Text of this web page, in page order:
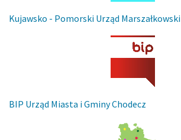
Kujawsko - Pomorski Urząd Marszałkowski
BIP Urząd Miasta i Gminy Chodecz